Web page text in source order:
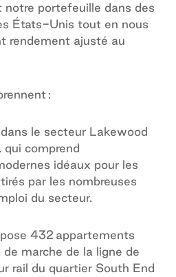
portefeuille dans des
États-Unis tout en nous
rendement ajusté au
:
le secteur Lakewood
qui comprend
idéaux pour les
par les nombreuses
du secteur.
432 appartements
marche de la ligne de
rail du quartier South End